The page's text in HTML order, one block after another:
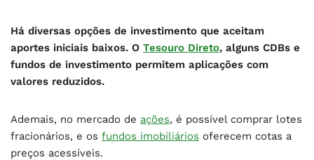
Há diversas opções de investimento que aceitam
aportes iniciais baixos. O Tesouro Direto, alguns CDBs e
fundos de investimento permitem aplicações com
valores reduzidos.
Ademais, no mercado de ações, é possível comprar lotes
fracionários, e os fundos imobiliários oferecem cotas a
preços acessíveis.